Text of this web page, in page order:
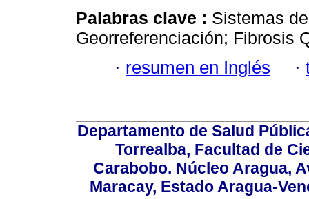
Palabras clave : Sistemas
Georreferenciación; Fibrosis
· resumen en Inglés ·
Departamento de Salud
Torrealba, Facultad de
Carabobo. Núcleo Aragua,
Maracay, Estado Aragua-